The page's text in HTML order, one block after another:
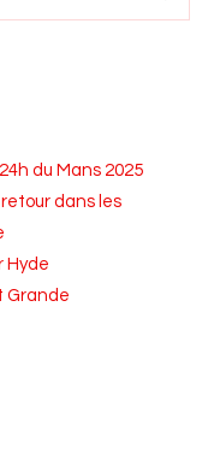
du Mans 2025
dans les
Hyde
Grande